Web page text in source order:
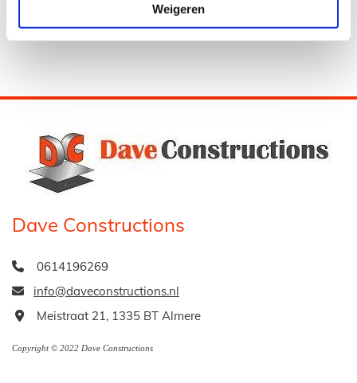
Weigeren
Dave Constructions
 0614196269
 info@daveconstructions.nl
Meistraat 21, 1335 BT Almere
Copyright © 2022 Dave Constructions